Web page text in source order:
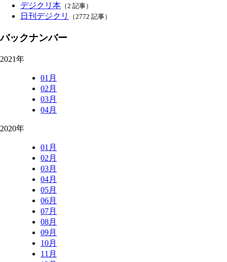
デジクリ本 （2 記事）
日刊デジクリ （2772 記事）
バックナンバー
2021年
01月
02月
03月
04月
2020年
01月
02月
03月
04月
05月
06月
07月
08月
09月
10月
11月